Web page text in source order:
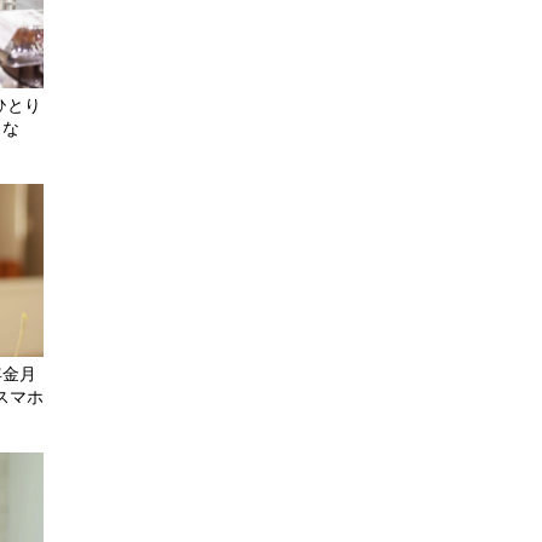
り
月
マホ